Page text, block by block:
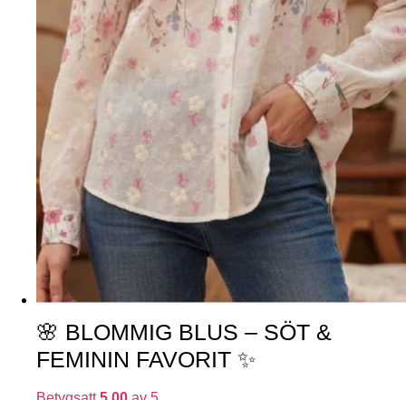
🌸 BLOMMIG BLUS – SÖT &
FEMININ FAVORIT ✨